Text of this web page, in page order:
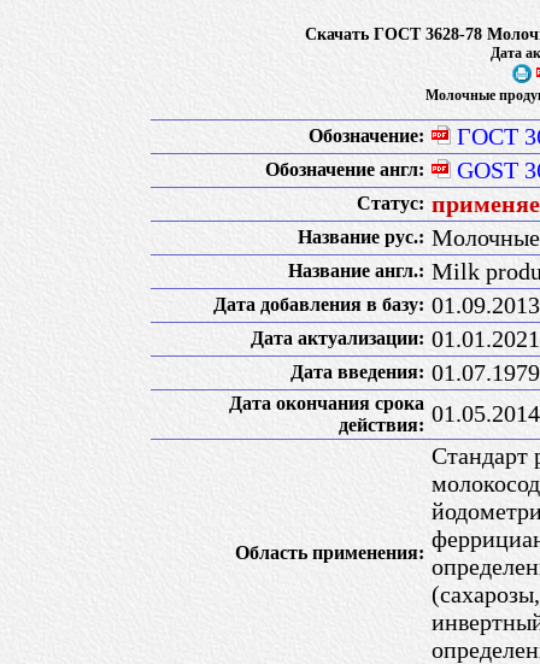
Скачать ГОСТ 3628-78
Дата
Молочные
Обозначение: ГОСТ
Обозначение англ: GOST
Статус:
Название рус.: Молочные
Название англ.: Milk
Дата добавления в базу: 01.09.2013
Дата актуализации: 01.01.2021
Дата введения: 01.07.1979
Дата окончания срока
действия: 01.05.2014
Область применения:
Стандарт